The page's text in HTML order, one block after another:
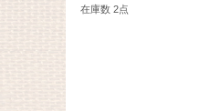
在庫数 2点